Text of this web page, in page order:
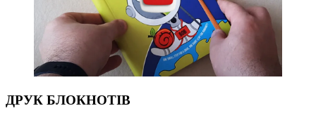
ДРУК БЛОКНОТІВ